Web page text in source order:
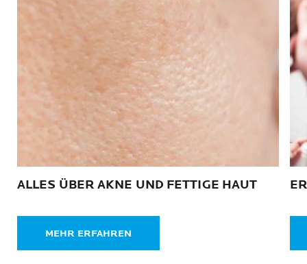
ALLES ÜBER AKNE UND FETTIGE HAUT
MEHR ERFAHREN